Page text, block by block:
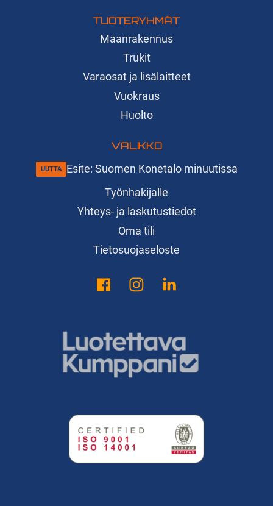
TUOTERYHMÄT
Maanrakennus
Trukit
Varaosat ja lisälaitteet
Vuokraus
Huolto
VALIKKO
Esite: Suomen Konetalo minuutissa
Työnhakijalle
Yhteys- ja laskutustiedot
Oma tili
Tietosuojaseloste